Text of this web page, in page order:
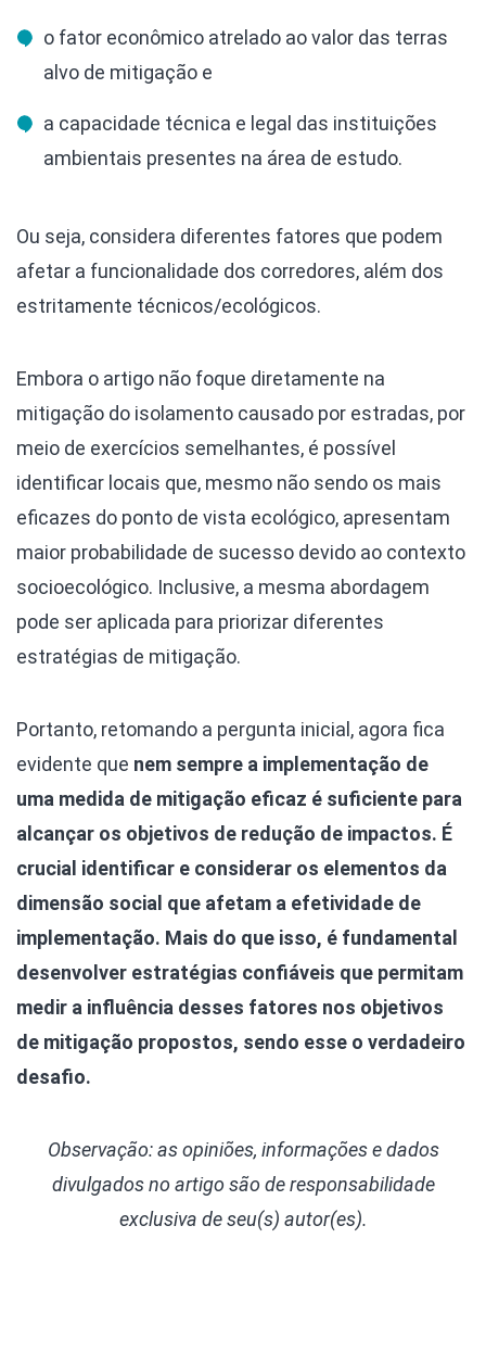
o fator econômico atrelado ao valor das terras
alvo de mitigação e
a capacidade técnica e legal das instituições
ambientais presentes na área de estudo.
Ou seja, considera diferentes fatores que podem
afetar a funcionalidade dos corredores, além dos
estritamente técnicos/ecológicos.
Embora o artigo não foque diretamente na
mitigação do isolamento causado por estradas, por
meio de exercícios semelhantes, é possível
identificar locais que, mesmo não sendo os mais
eficazes do ponto de vista ecológico, apresentam
maior probabilidade de sucesso devido ao contexto
socioecológico. Inclusive, a mesma abordagem
pode ser aplicada para priorizar diferentes
estratégias de mitigação.
Portanto, retomando a pergunta inicial, agora fica
evidente que nem sempre a implementação de
uma medida de mitigação eficaz é suficiente para
alcançar os objetivos de redução de impactos. É
crucial identificar e considerar os elementos da
dimensão social que afetam a efetividade de
implementação. Mais do que isso, é fundamental
desenvolver estratégias confiáveis que permitam
medir a influência desses fatores nos objetivos
de mitigação propostos, sendo esse o verdadeiro
desafio.
Observação: as opiniões, informações e dados
divulgados no artigo são de responsabilidade
exclusiva de seu(s) autor(es).